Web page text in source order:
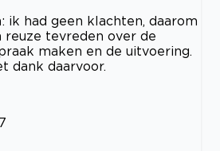
ik had geen klachten, daarom
reuze tevreden over de
maken en de uitvoering.
dank daarvoor.